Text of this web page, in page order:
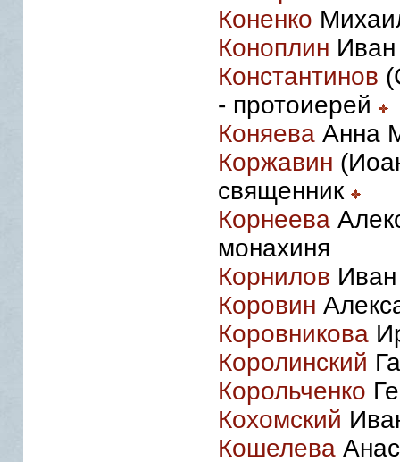
Коненко
Коноплин
Константинов
- протоиерей
КоняеваАнна
Коржавин
священник
Корнеева
монахиня
Корнилов
Коровин
Коровникова
Королинский
Корольченко
Кохомский
Кошелева